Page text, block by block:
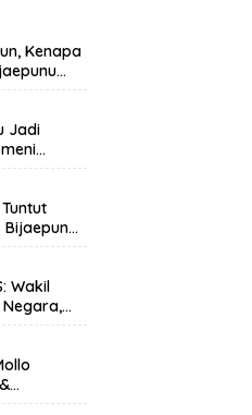
Kenapa
Ketua
Jadi
Bijaepunu
Wakil
&
Damai